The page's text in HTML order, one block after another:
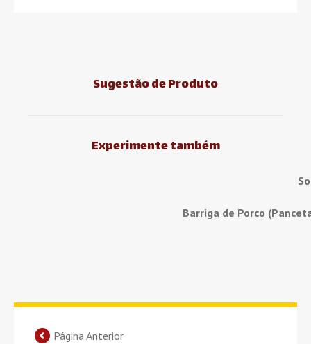
Sugestão de Produto
Experimente também
Barriga de Porco
Página Anterior